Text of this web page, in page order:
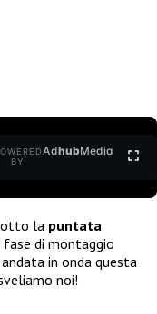
BY
AdhubMedia
la puntata
di montaggio
in onda questa
noi!